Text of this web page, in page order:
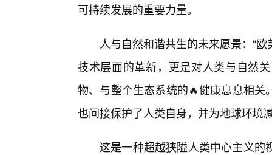
可持续发展的重要力量。
人与自然和谐共生的未来愿景：“
技术层面的革新，更是对人类与自然
物、与整个生态系统的🔥健康息息相
也间接保护了人类自身，并为地球环境
这是一种超越狭隘人类中心主义的